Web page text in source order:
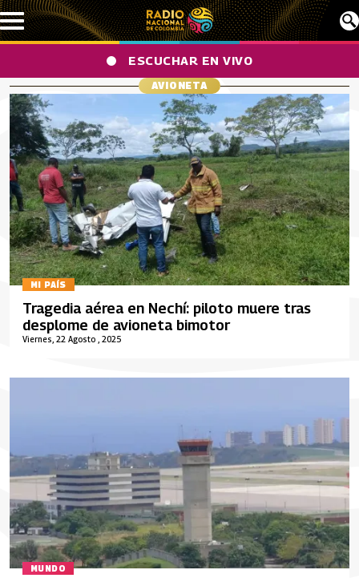
Pasar al contenido principal
ESCUCHAR EN VIVO
AVIONETA
MI PAÍS
Viernes, 22 Agosto , 2025
Tragedia aérea en Nechí: piloto muere tras
desplome de avioneta bimotor
MUNDO